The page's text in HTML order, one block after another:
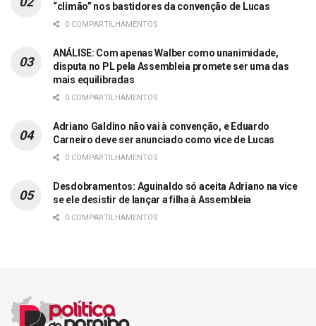
“climão” nos bastidores da convenção de Lucas
0 COMPARTILHAMENTOS
ANÁLISE: Com apenas Walber como unanimidade,
disputa no PL pela Assembleia promete ser uma das
mais equilibradas
0 COMPARTILHAMENTOS
Adriano Galdino não vai à convenção, e Eduardo
Carneiro deve ser anunciado como vice de Lucas
0 COMPARTILHAMENTOS
Desdobramentos: Aguinaldo só aceita Adriano na vice
se ele desistir de lançar a filha à Assembleia
0 COMPARTILHAMENTOS